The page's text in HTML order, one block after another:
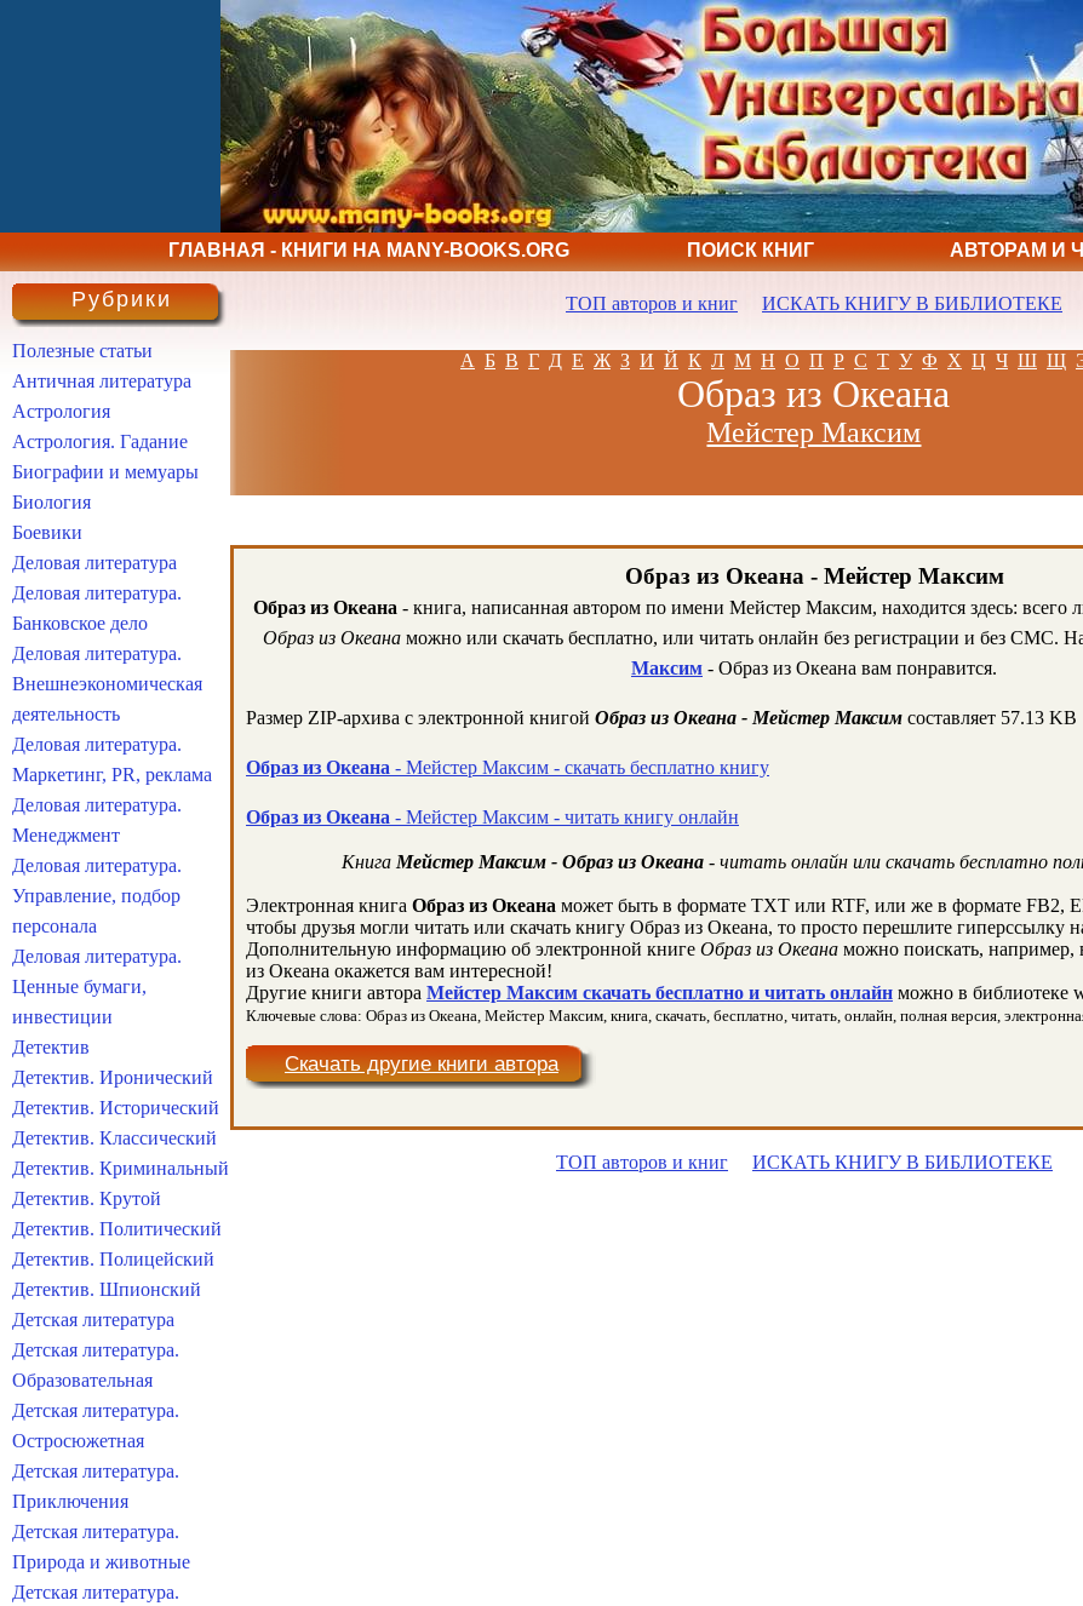
ГЛАВНАЯ - КНИГИ НА MANY-BOOKS.ORG ПОИСК КНИГ АВТОРАМ И
ТОП авторов и книг ИСКАТЬ КНИГУ В БИБЛИОТЕКЕ
А Б В Г Д Е Ж З И Й К Л М Н О П Р С Т У Ф Х Ц Ч Ш Щ
Образ из Океана
Мейстер Максим
Образ из Океана - Мейстер Максим
Образ из Океана - книга, написанная автором по имени Мейстер Максим, находится здесь: всего
Образ из Океана можно или скачать бесплатно, или читать онлайн без регистрации и без СМС.
Максим - Образ из Океана вам понравится.
Размер ZIP-архива c электронной книгой Образ из Океана - Мейстер Максим составляет 57.13 KB
Образ из Океана - Мейстер Максим - скачать бесплатно книгу
Образ из Океана - Мейстер Максим - читать книгу онлайн
Книга Мейстер Максим - Образ из Океана - читать онлайн или скачать бесплатно
Электронная книга Образ из Океана может быть в формате TXT или RTF, или же в формате FB2,
чтобы друзья могли читать или скачать книгу Образ из Океана, то просто перешлите гиперссылку
Дополнительную информацию об электронной книге Образ из Океана можно поискать,
из Океана окажется вам интересной!
Другие книги автора Мейстер Максим скачать бесплатно и читать онлайн можно в библиотеке
Ключевые слова: Образ из Океана, Мейстер Максим, книга, скачать, бесплатно, читать, онлайн, полная версия,
Скачать другие книги автора
ТОП авторов и книг ИСКАТЬ КНИГУ В БИБЛИОТЕКЕ
Рубрики
Полезные статьи
Античная литература
Астрология
Астрология. Гадание
Биографии и мемуары
Биология
Боевики
Деловая литература
Деловая литература.
Банковское дело
Деловая литература.
Внешнеэкономическая
деятельность
Деловая литература.
Маркетинг, PR, реклама
Деловая литература.
Менеджмент
Деловая литература.
Управление, подбор
персонала
Деловая литература.
Ценные бумаги,
инвестиции
Детектив
Детектив. Иронический
Детектив. Исторический
Детектив. Классический
Детектив. Криминальный
Детектив. Крутой
Детектив. Политический
Детектив. Полицейский
Детектив. Шпионский
Детская литература
Детская литература.
Образовательная
Детская литература.
Остросюжетная
Детская литература.
Приключения
Детская литература.
Природа и животные
Детская литература.